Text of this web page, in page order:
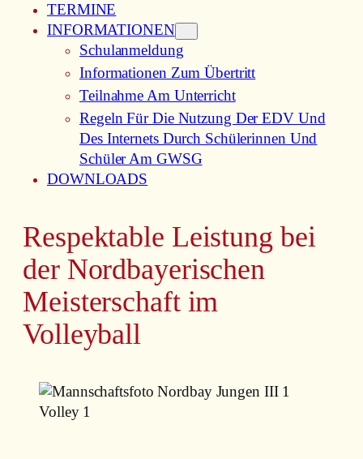
TERMINE
INFORMATIONEN
Schulanmeldung
Informationen Zum Übertritt
Teilnahme Am Unterricht
Regeln Für Die Nutzung Der EDV Und
Des Internets Durch Schülerinnen Und
Schüler Am GWSG
DOWNLOADS
Respektable Leistung bei
der Nordbayerischen
Meisterschaft im
Volleyball